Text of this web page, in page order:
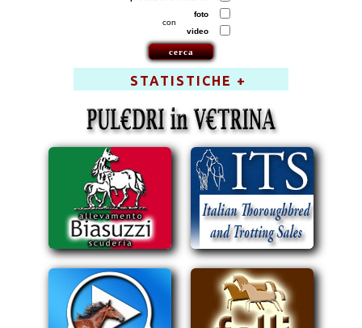
con
foto
video
STATISTICHE +